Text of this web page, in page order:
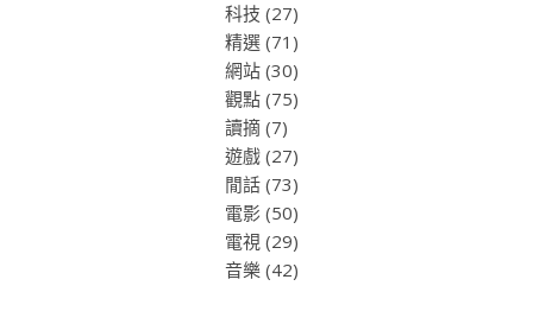
科技 (27)
精選(71)
網站(30)
觀點(75)
讀摘(7)
遊戲(27)
閒話(73)
電影 (50)
電視(29)
音樂(42)